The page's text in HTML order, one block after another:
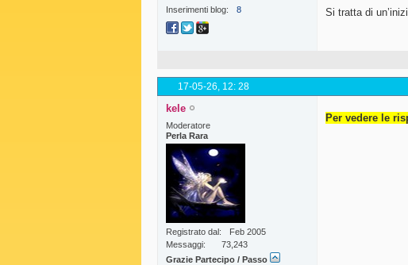
Inserimenti blog
8
Si tratta di
17-05-26, 12: 28
kele
Moderatore
Perla Rara
Registrato dal
Feb 2005
Messaggi
73,243
Grazie Partecipo / Passo
Per vedere le